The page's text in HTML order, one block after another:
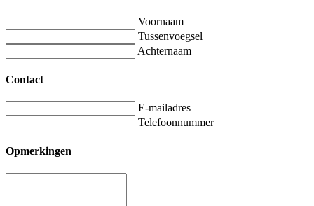
Voornaam
Tussenvoegsel
Achternaam
Contact
E-mailadres
Telefoonnummer
Opmerkingen